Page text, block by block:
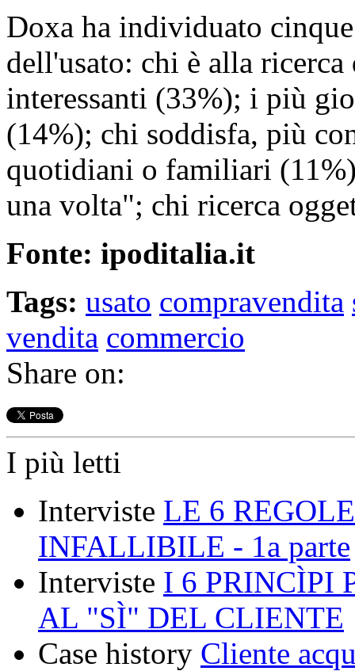
Doxa ha individuato
dell'usato: chi è alla
interessanti (33%); i più
(14%); chi soddisfa, più
quotidiani o familiari
una volta"; chi ricerca
Fonte: ipoditalia.it
Tags: usato compravendita
vendita commercio
Share on:
I più letti
Interviste LE 6
INFALLIBILE - 1a parte
Interviste I 6 PRINCÌPI
AL "SÌ" DEL CLIENTE
Case history Cliente